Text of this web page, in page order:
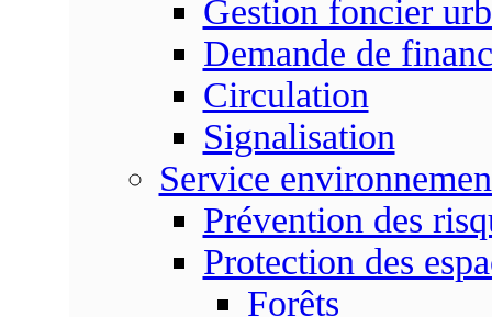
Gestion foncier
Demande de
Circulation
Signalisation
Service
Prévention des
Protection des
Forêts